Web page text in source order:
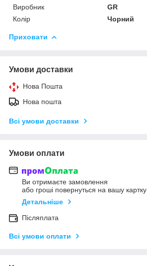
Виробник
GR
Колір
Чорний
Приховати
Умови доставки
Нова Пошта
Нова пошта
Всі умови доставки
Умови оплати
Ви отримаєте замовлення
або гроші повернуться на вашу картку
Детальніше
Післяплата
Всі умови оплати